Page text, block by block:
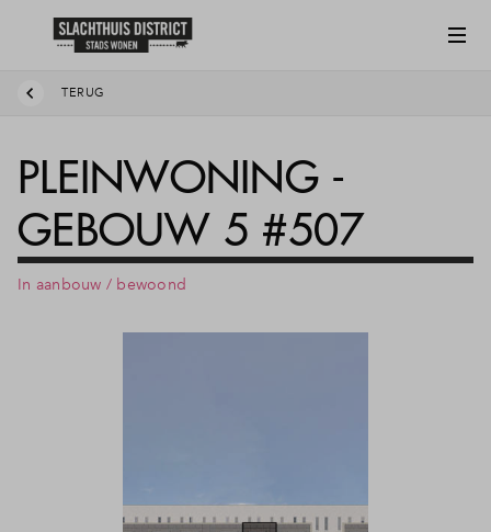
TERUG
PLEINWONING -
GEBOUW 5 #507
In aanbouw / bewoond